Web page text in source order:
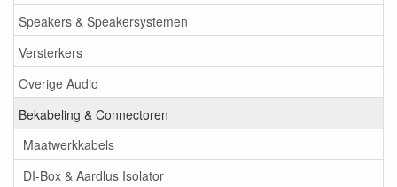
Speakers & Speakersystemen
Versterkers
Overige Audio
Bekabeling & Connectoren
Maatwerkkabels
DI-Box & Aardlus Isolator